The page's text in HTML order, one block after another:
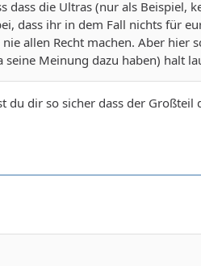
dass die Ultras (nur als Beispiel,
dass ihr in dem Fall nichts für
allen Recht machen. Aber
seine Meinung dazu haben) halt
du dir so sicher dass der